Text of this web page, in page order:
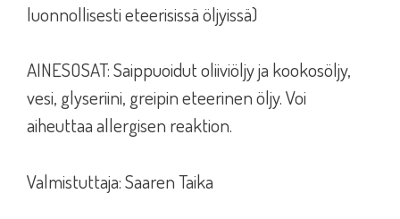
luonnollisesti eteerisissä öljyissä)
AINESOSAT: Saippuoidut oliiviöljy ja kookosöljy,
vesi, glyseriini, greipin eteerinen öljy. Voi
aiheuttaa allergisen reaktion.
Valmistuttaja: Saaren Taika